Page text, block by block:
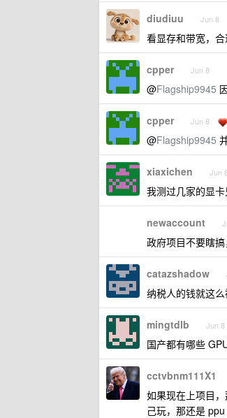
diudiuu Jun 8
看显存和带宽，
cpper Jun 8
@Flagship9945
cpper Jun 8
@Flagship9945
xiaxichen Jun
我测过几家的显
newaccount
政府项目不要瞎
catazshadow
纳税人的钱就这
mingtdlb Jun 8
国产都有哪些
cctvbnm111X1
如果现在上项目
己玩，那还是